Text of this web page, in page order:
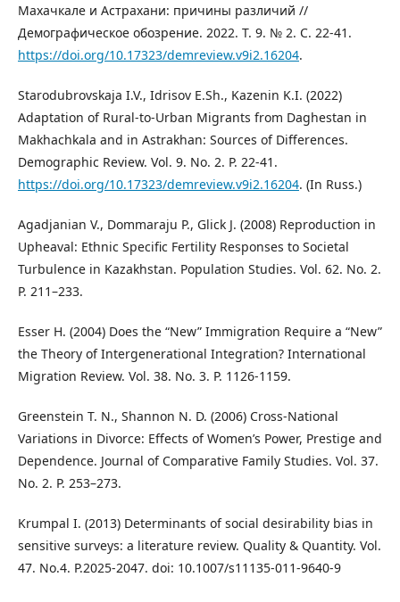
Махачкале и Астрахани: причины различий //
Демографическое обозрение. 2022. Т. 9. № 2. С. 22-41.
https://doi.org/10.17323/demreview.v9i2.16204.
Starodubrovskaja I.V., Idrisov E.Sh., Kazenin K.I. (2022)
Adaptation of Rural-to-Urban Migrants from Daghestan in
Makhachkala and in Astrakhan: Sources of Differences.
Demographic Review. Vol. 9. No. 2. P. 22-41.
https://doi.org/10.17323/demreview.v9i2.16204. (In Russ.)
Agadjanian V., Dommaraju P., Glick J. (2008) Reproduction in
Upheaval: Ethnic Specific Fertility Responses to Societal
Turbulence in Kazakhstan. Population Studies. Vol. 62. No. 2.
P. 211–233.
Esser H. (2004) Does the “New” Immigration Require a “New”
the Theory of Intergenerational Integration? International
Migration Review. Vol. 38. No. 3. P. 1126-1159.
Greenstein T. N., Shannon N. D. (2006) Cross-National
Variations in Divorce: Effects of Women’s Power, Prestige and
Dependence. Journal of Comparative Family Studies. Vol. 37.
No. 2. P. 253–273.
Krumpal I. (2013) Determinants of social desirability bias in
sensitive surveys: a literature review. Quality & Quantity. Vol.
47. No.4. P.2025-2047. doi: 10.1007/s11135-011-9640-9